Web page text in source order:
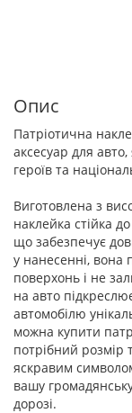
Опис
Патріотична
аксесуар для
героїв та
Виготовлена з
наклейка стійка
що забезпечує
у нанесенні, вона
поверхонь і не
на авто
автомобілю
можна купити
потрібний розмір
яскравим
вашу
дорозі.